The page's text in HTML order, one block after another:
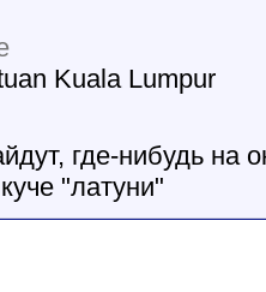
Kuala Lumpur
где-нибудь на
"латуни"